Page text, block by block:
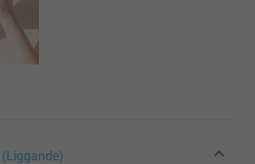
(Liggande)